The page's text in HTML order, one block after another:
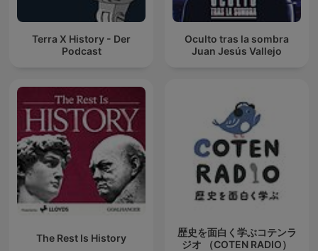
Terra X History - Der
Podcast
Oculto tras la sombra
Juan Jesús Vallejo
The Rest Is History
歴史を面白く学ぶコテンラ
ジオ （COTEN RADIO）